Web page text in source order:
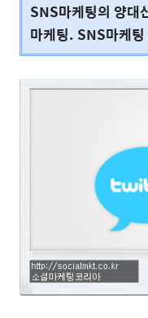
SNS마케팅의 양대
마케팅. SNS마케